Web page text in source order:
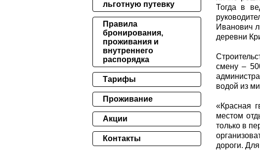
Тогда в
Иванович
деревни
смену –
водой из
«Красная
местом
только в
дороги.
льготную путевку
Правила
бронирования,
проживания и
внутреннего
распорядка
Тарифы
Проживание
Акции
Контакты